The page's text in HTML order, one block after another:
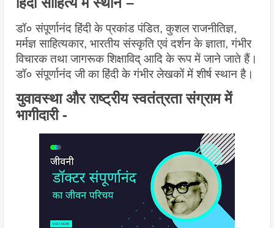
डॉ० संपूर्णानंद हिंदी के प्रकांड पंडित, कुशल राजनीतिज्ञ,
मर्मज्ञ साहित्यकार, भारतीय संस्कृति एवं दर्शन के ज्ञाता, गंभीर
विचारक तथा जागरूक शिक्षाविद् आदि के रूप में जाने जाते हैं।
डॉ० संपूर्णानंद जी का हिंदी के गंभीर लेखकों में शीर्ष स्थान है।
युवावस्था और राष्ट्रीय स्वतंत्रता संग्राम में
भागीदारी -